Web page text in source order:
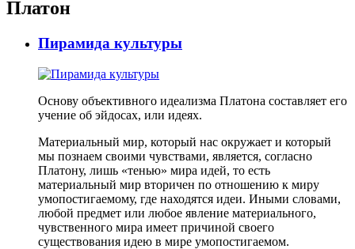
Платон
Пирамида культуры
Основу объективного идеализма Платона составляет его
учение об эйдосах, или идеях.
Материальный мир, который нас окружает и который
мы познаем своими чувствами, является, согласно
Платону, лишь «тенью» мира идей, то есть
материальный мир вторичен по отношению к миру
умопостигаемому, где находятся идеи. Иными словами,
любой предмет или любое явление материального,
чувственного мира имеет причиной своего
существования идею в мире умопостигаемом.